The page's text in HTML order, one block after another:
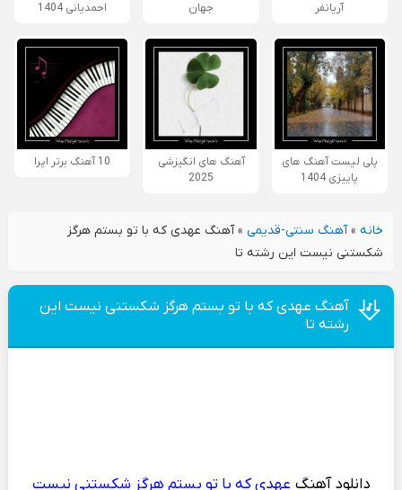
آریانفر
جهان
احمدیانی 1404
پلی لیست آهنگ های
پاییزی 1404
آهنگ های انگیزشی
2025
10 آهنگ برتر اپرا
خانه»آهنگ سنتی-قدیمی»آهنگ عهدی که با تو بستم هرگز
شکستنی نیست این رشته تا
آهنگ عهدی که با تو بستم هرگز شکستنی نیست این
رشته تا
دانلود آهنگ عهدی که با تو بستم هرگز شکستنی نیست